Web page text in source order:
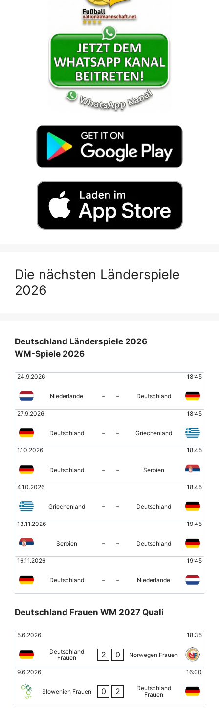
Die nächsten Länderspiele
2026
Deutschland Länderspiele 2026
WM-Spiele 2026
24.9.2026 18:45
Niederlande - - Deutschland
27.9.2026 18:45
Deutschland - - Griechenland
1.10.2026 18:45
Deutschland - - Serbien
4.10.2026 18:45
Griechenland - - Deutschland
13.11.2026 19:45
Serbien - - Deutschland
16.11.2026 19:45
Deutschland - - Niederlande
Deutschland Frauen WM 2027 Quali
5.6.2026 18:35
Deutschland
Frauen
2 0 Norwegen Frauen
9.6.2026 16:00
Slowenien Frauen 0 2
Deutschland
Frauen